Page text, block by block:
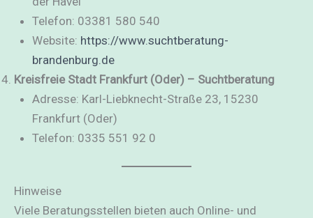
Telefon: 03381 580 540
Website: https://www.suchtberatung-
brandenburg.de
Kreisfreie Stadt Frankfurt (Oder) – Suchtberatung
Adresse: Karl-Liebknecht-Straße 23, 15230
Frankfurt (Oder)
Telefon: 0335 551 92 0
Hinweise
Viele Beratungsstellen bieten auch Online- und